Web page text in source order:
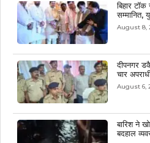
बिहार
सम्मानित,
August 8,
दीपनगर
चार
August 6,
बारिश ने
बदहाल